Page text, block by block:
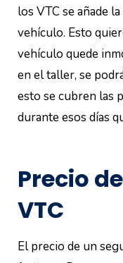
los VTC se añade
vehículo. Esto
vehículo quede
en el taller, se
esto se cubren las
durante esos días
Precio
VTC
El precio de un